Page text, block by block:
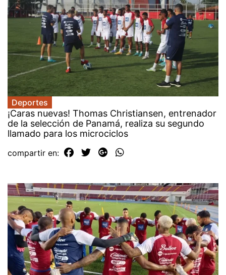
Deportes
¡Caras nuevas! Thomas Christiansen, entrenador
de la selección de Panamá, realiza su segundo
llamado para los microciclos
compartir en: